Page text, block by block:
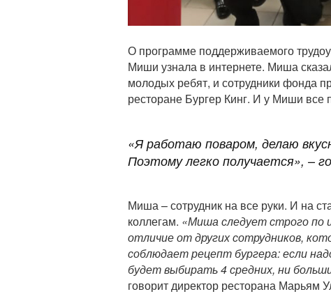
О программе поддерживаемого
Миши узнала в интернете. Миша
молодых ребят, и сотрудники фонда
ресторане Бургер Кинг. И у Миши все
«Я работаю поваром, делаю
Поэтому легко получается», –
Миша – сотрудник на все руки. И на
коллегам. «Миша следует строго по
отличие от других сотрудников,
соблюдает рецепт бургера: если
будет выбирать 4 средних, ни
говорит директор ресторана Марьям